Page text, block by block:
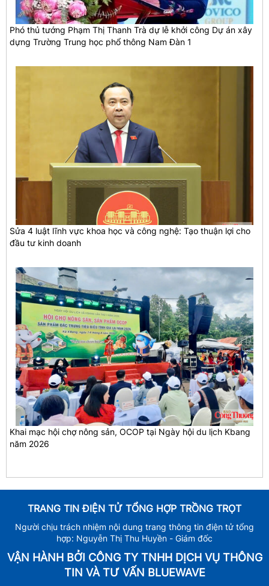
Phó thủ tướng Phạm Thị Thanh Trà dự lễ khởi công Dự án xây
dựng Trường Trung học phổ thông Nam Đàn 1
Sửa 4 luật lĩnh vực khoa học và công nghệ: Tạo thuận lợi cho
đầu tư kinh doanh
Khai mạc hội chợ nông sản, OCOP tại Ngày hội du lịch Kbang
năm 2026
TRANG TIN ĐIỆN TỬ TỔNG HỢP TRỒNG TRỌT
Người chịu trách nhiệm nội dung trang thông tin điện tử tổng
hợp: Nguyễn Thị Thu Huyền - Giám đốc
VẬN HÀNH BỞI CÔNG TY TNHH DỊCH VỤ THÔNG
TIN VÀ TƯ VẤN BLUEWAVE